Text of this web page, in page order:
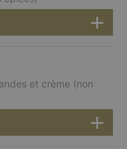
et crème (non